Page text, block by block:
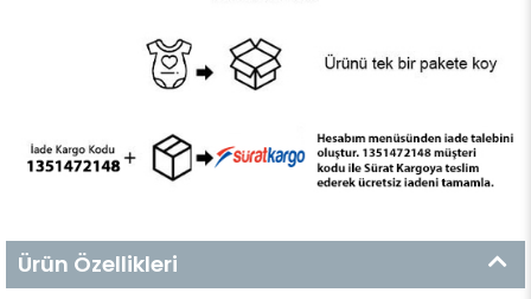
Ürün Özellikleri